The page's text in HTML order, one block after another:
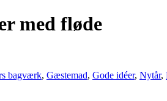
med fløde
bagværk, Gæstemad, Gode idéer, Nytår,